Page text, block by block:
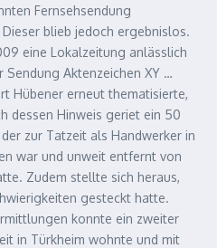
Fernsehsendung
blieb jedoch ergebnislos.
eine Lokalzeitung anlässlich
Sendung Aktenzeichen XY …
Hübener erneut thematisierte,
dessen Hinweis geriet ein 50
zur Tatzeit als Handwerker in
war und unweit entfernt von
Zudem stellte sich heraus,
gesteckt hatte.
konnte ein zweiter
in Türkheim wohnte und mit